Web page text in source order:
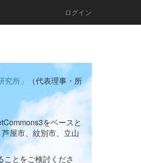
ログイン
所」
（代表理事・所
をベースと
屋市、紋別市、立山
とをご検討くださ